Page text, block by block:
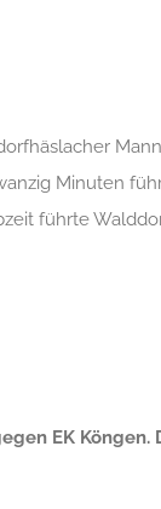
Minuten
führte
EK Köngen.